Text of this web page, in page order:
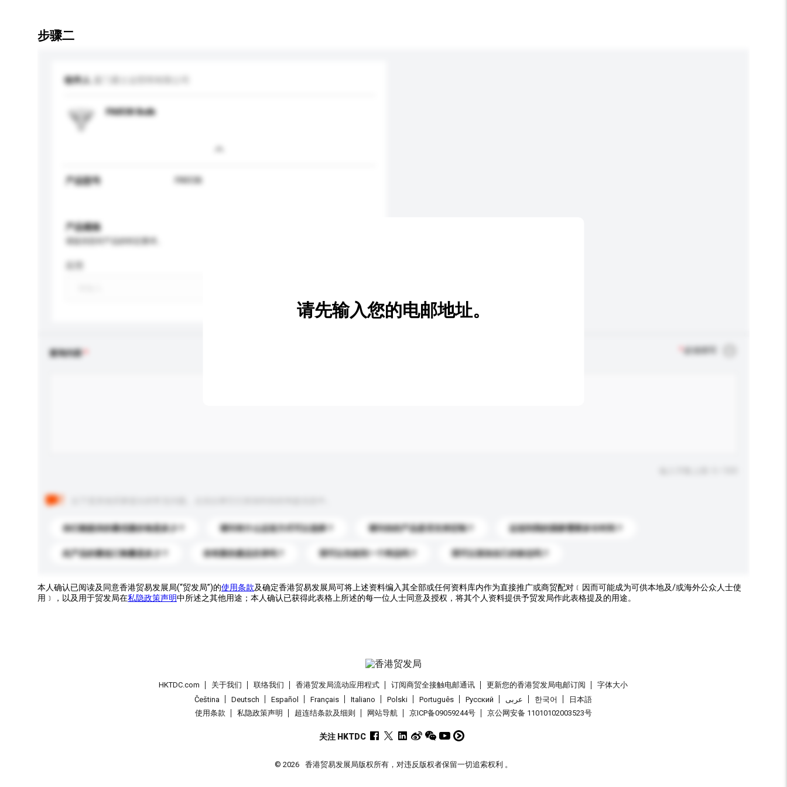
步骤二
收件人
PAR38 Bulb
产品型号 PAR38
产品规格
查询内容 必须填写
你们能提供的最优惠价格是多少？ 请问有什么运送方式可以选择？ 请问你的产品是否支持定制？ 运送到我的国家需要多长时间？
此产品的最低订购量是多少？ 你有新的產品目录吗？ 我可以先收到一个样品吗？ 我可以添加自己的标志吗？
请先输入您的电邮地址。
本人确认已阅读及同意香港贸易发展局(“贸发局”)的使用条款及确定香港贸易发展局可将上述资料编入其全部或任何资料库内作为直接推广或商贸配对﹝因而可能成为可供本地及/或海外公众人士使
用﹞，以及用于贸发局在私隐政策声明中所述之其他用途；本人确认已获得此表格上所述的每一位人士同意及授权，将其个人资料提供予贸发局作此表格提及的用途。
HKTDC.com 关于我们 联络我们 香港贸发局流动应用程式 订阅商贸全接触电邮通讯 更新您的香港贸发局电邮订阅
字体大小
Čeština
Deutsch Español Français Italiano Polski Português Pусский عربى 한국어
日本語
使用条款
私隐政策声明 超连结条款及细则 网站导航 京ICP备09059244号 京公网安备 11010102003523号
关注 HKTDC
© 2026 香港贸易发展局版权所有，对违反版权者保留一切追索权利 。